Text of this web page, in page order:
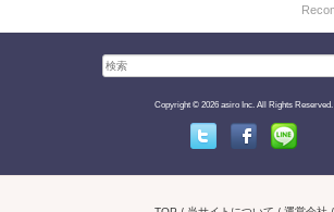
Copyright © 2026 asiro Inc. All Rights Reserved.